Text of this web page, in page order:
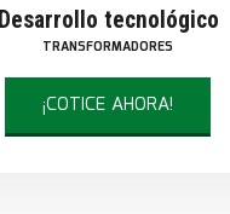
Desarrollo tecnológico
TRANSFORMADORES
¡COTICE AHORA!